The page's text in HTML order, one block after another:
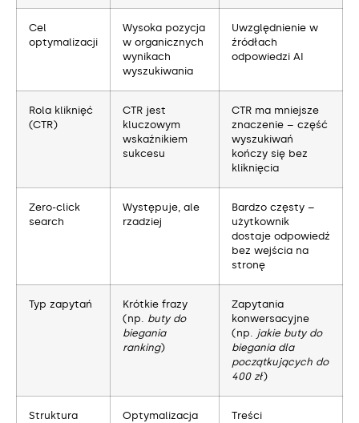
Cel
optymalizacji
Wysoka pozycja
w organicznych
wynikach
wyszukiwania
Uwzględnienie w
źródłach
odpowiedzi AI
Rola kliknięć
(CTR)
CTR jest
kluczowym
wskaźnikiem
sukcesu
CTR ma mniejsze
znaczenie – część
wyszukiwań
kończy się bez
kliknięcia
Zero-click
search
Występuje, ale
rzadziej
Bardzo częsty –
użytkownik
dostaje odpowiedź
bez wejścia na
stronę
Typ zapytań
Krótkie frazy
(np. buty do
biegania
ranking)
Zapytania
konwersacyjne
(np. jakie buty do
biegania dla
początkujących do
400 zł)
Struktura
Optymalizacja
Treści